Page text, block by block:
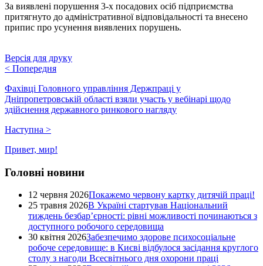
За виявлені порушення 3-х посадових осіб підприємства
притягнуто до адміністративної відповідальності та внесено
припис про усунення виявлених порушень.
Версія для друку
< Попередня
Фахівці Головного управління Держпраці у
Дніпропетровській області взяли участь у вебінарі щодо
здійснення державного ринкового нагляду
Наступна >
Привет, мир!
Головні новини
12 червня 2026Покажемо червону картку дитячій праці!
25 травня 2026В Україні стартував Національний
тиждень безбар’єрності: рівні можливості починаються з
доступного робочого середовища
30 квітня 2026Забезпечимо здорове психосоціальне
робоче середовище: в Києві відбулося засідання круглого
столу з нагоди Всесвітнього дня охорони праці